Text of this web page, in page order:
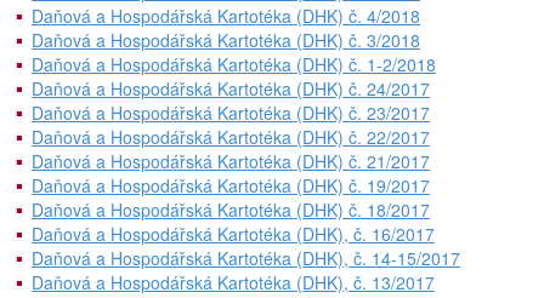
Daňová a Hospodářská Kartotéka (DHK) č. 4/2018
Daňová a Hospodářská Kartotéka (DHK) č. 3/2018
Daňová a Hospodářská Kartotéka (DHK) č. 1-2/2018
Daňová a Hospodářská Kartotéka (DHK) č. 24/2017
Daňová a Hospodářská Kartotéka (DHK) č. 23/2017
Daňová a Hospodářská Kartotéka (DHK) č. 22/2017
Daňová a Hospodářská Kartotéka (DHK) č. 21/2017
Daňová a Hospodářská Kartotéka (DHK) č. 19/2017
Daňová a Hospodářská Kartotéka (DHK) č. 18/2017
Daňová a Hospodářská Kartotéka (DHK), č. 16/2017
Daňová a Hospodářská Kartotéka (DHK), č. 14-15/2017
Daňová a Hospodářská Kartotéka (DHK), č. 13/2017